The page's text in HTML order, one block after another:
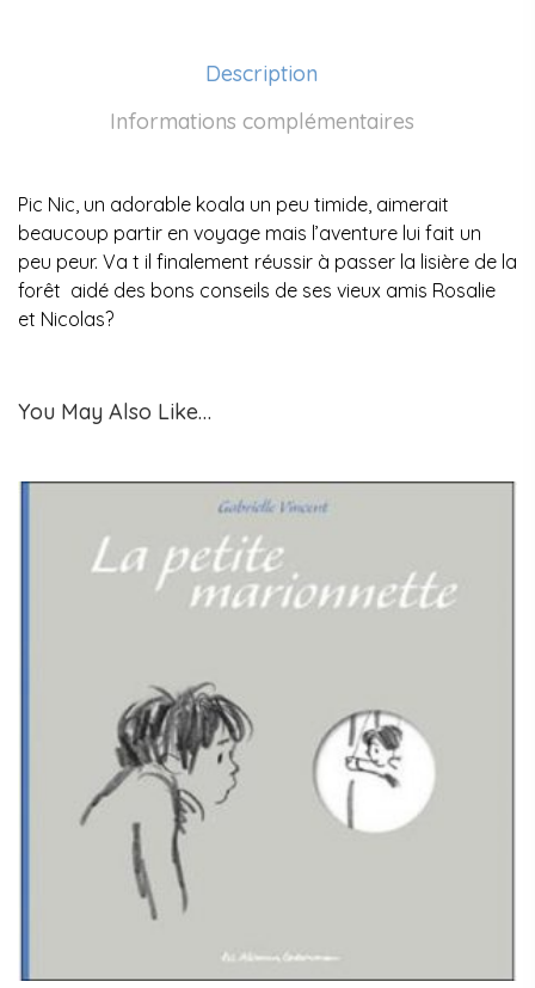
Description
Informations complémentaires
Pic Nic, un adorable koala un peu timide, aimerait
beaucoup partir en voyage mais l’aventure lui fait un
peu peur. Va t il finalement réussir à passer la lisière de la
forêt aidé des bons conseils de ses vieux amis Rosalie
et Nicolas?
You May Also Like…